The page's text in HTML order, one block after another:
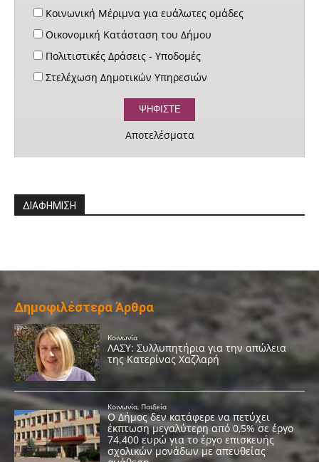
Κοινωνική Μέριμνα για ευάλωτες ομάδες
Οικονομική Κατάσταση του Δήμου
Πολιτιστικές Δράσεις - Υποδομές
Στελέχωση Δημοτικών Υπηρεσιών
Αποτελέσματα
ΔΙΑΦΗΜΙΣΗ
Δημοφιλέστερα Άρθρα